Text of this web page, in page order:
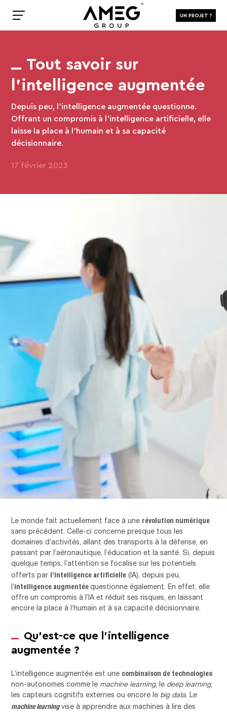
UN PROJET ?
Tout savoir sur
l’intelligence augmentée
Depuis peu, l’intelligence augmentée questionne.
Offrant un compromis à l'intelligence artificielle, elle
laisse la place à l'humain et à sa capacité
décisionnaire.
17 février 2023
Le monde fait actuellement face à une révolution numérique
sans précédent. Celle-ci concerne presque tous les
domaines d’activités, allant des transports à la défense, en
passant par l’aéronautique, l’éducation et la santé. Si, depuis
quelque temps, l’attention se focalise sur les potentiels
offerts par l’intelligence artificielle (IA), depuis peu,
l’intelligence augmentéequestionne également. En effet, elle
offre un compromis à l’IA et réduit ses risques, en laissant
encore la place à l’humain et à sa capacité décisionnaire.
Qu’est-ce que l’intelligence
augmentée ?
L’intelligence augmentée est une combinaison de technologies
non-autonomes comme le machine learning, le deep learning,
les capteurs cognitifs externes ou encore le big data .Le
machine learningvise à apprendre aux machines à lire des